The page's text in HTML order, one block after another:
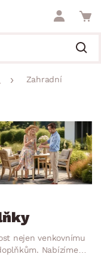
Zahradní
nejen venkovnímu
Nabízíme